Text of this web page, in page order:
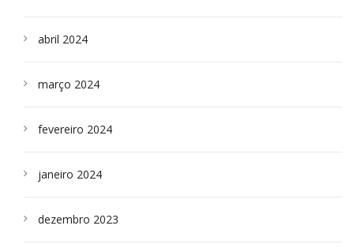
abril 2024
março 2024
fevereiro 2024
janeiro 2024
dezembro 2023